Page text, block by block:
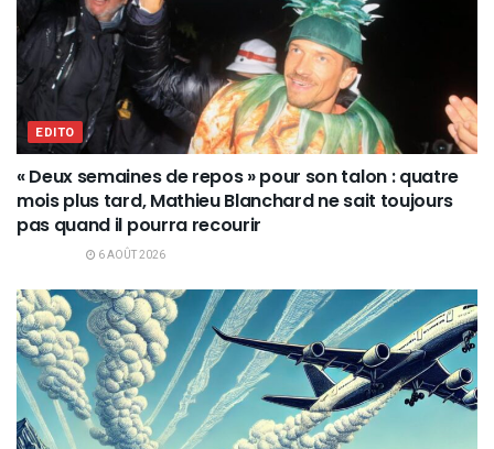
EDITO
« Deux semaines de repos » pour son talon : quatre
mois plus tard, Mathieu Blanchard ne sait toujours
pas quand il pourra recourir
6 AOÛT 2026